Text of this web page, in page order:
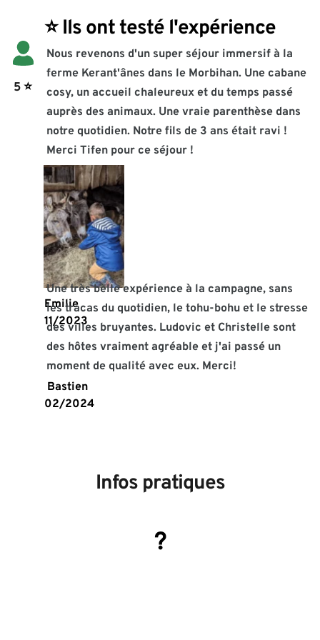
⭐️ Ils ont testé l'expérience
5 ⭐️
Nous revenons d'un super séjour immersif à la
ferme Kerant'ânes dans le Morbihan. Une cabane
cosy, un accueil chaleureux et du temps passé
auprès des animaux. Une vraie parenthèse dans
notre quotidien. Notre fils de 3 ans était ravi !
Merci Tifen pour ce séjour !
Emilie
11/2023
Une très belle expérience à la campagne, sans
les tracas du quotidien, le tohu-bohu et le stresse
des villes bruyantes. Ludovic et Christelle sont
des hôtes vraiment agréable et j'ai passé un
moment de qualité avec eux. Merci!
Bastien
02/2024
Infos pratiques
?